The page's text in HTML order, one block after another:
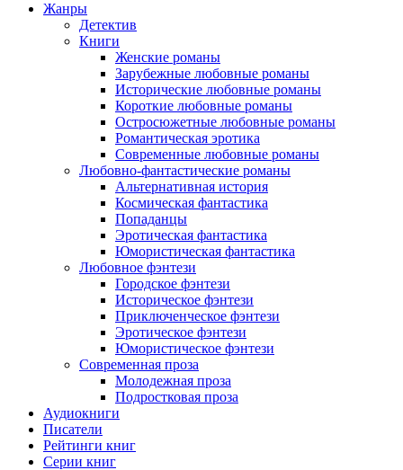
Жанры
Детектив
Книги
Женские романы
Зарубежные любовные романы
Исторические любовные романы
Короткие любовные романы
Остросюжетные любовные романы
Романтическая эротика
Современные любовные романы
Любовно-фантастические романы
Альтернативная история
Космическая фантастика
Попаданцы
Эротическая фантастика
Юмористическая фантастика
Любовное фэнтези
Городское фэнтези
Историческое фэнтези
Приключенческое фэнтези
Эротическое фэнтези
Юмористическое фэнтези
Современная проза
Молодежная проза
Подростковая проза
Аудиокниги
Писатели
Рейтинги книг
Серии книг